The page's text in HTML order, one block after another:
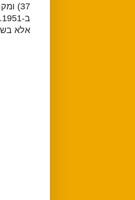
37) ומקומו אינו ידוע
ב-1951. פרנסי עיריית רמת גן בחרו להנציח את אצ"ג
אלא